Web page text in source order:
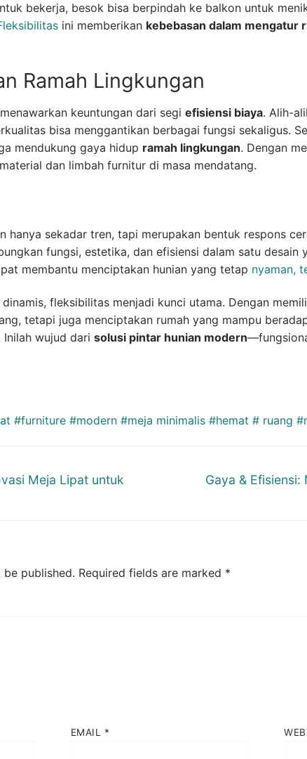
bekerja, besok bisa berpindah ke balkon untuk
ini memberikan kebebasan dalam mengatur
Ramah Lingkungan
keuntungan dari segi efisiensi biaya. Alih-
bisa menggantikan berbagai fungsi sekaligus.
mendukung gaya hidup ramah lingkungan. Dengan
dan limbah furnitur di masa mendatang.
hanya sekadar tren, tapi merupakan bentuk respons
fungsi, estetika, dan efisiensi dalam satu desain
membantu menciptakan hunian yang tetap nyaman,
fleksibilitas menjadi kunci utama. Dengan
tetapi juga menciptakan rumah yang mampu
wujud dari solusi pintar hunian modern
#furniture #modern #meja minimalis #hemat # ruang
Meja Lipat untuk
Next
Gaya &
published. Required fields are marked *
EMAIL *